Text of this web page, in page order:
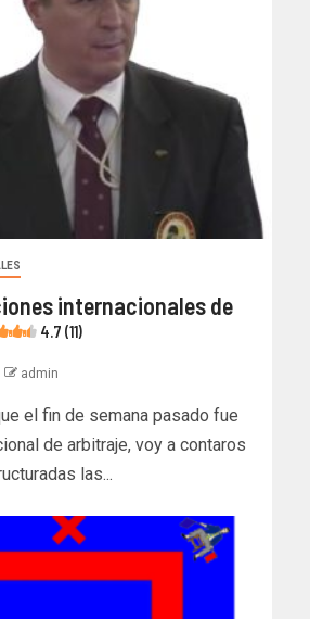
internacionales de
4.7 (11)
admin
el fin de semana pasado fue
de arbitraje, voy a contaros
las...